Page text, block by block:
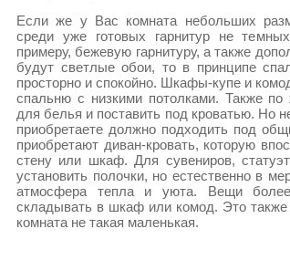
Если же у Вас комната небольших
среди уже готовых гарнитур не
примеру, бежевую гарнитуру, а также
будут светлые обои, то в принципе
просторно и спокойно. Шкафы-купе и
спальню с низкими потолками. Также
для белья и поставить под кроватью. Но
приобретаете должно подходить под
приобретают диван-кровать, которую
стену или шкаф. Для сувениров,
установить полочки, но естественно в
атмосфера тепла и уюта. Вещи более
складывать в шкаф или комод. Это также
комната не такая маленькая.